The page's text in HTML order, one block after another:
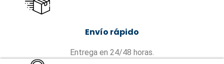
Envío rápido
Entrega en 24/48 horas.